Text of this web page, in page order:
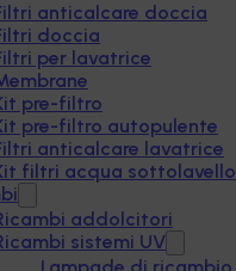
anticalcare doccia
doccia
per lavatrice
pre-filtro
pre-filtro autopulente
anticalcare lavatrice
filtri acqua sottolavello
addolcitori
sistemi UV